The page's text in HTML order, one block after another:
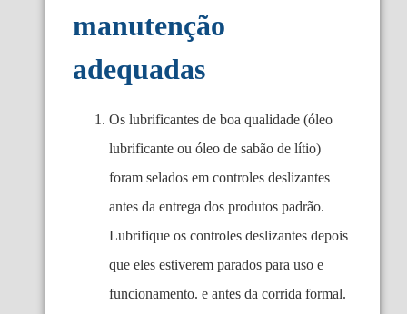
manutenção
adequadas
Os lubrificantes de boa qualidade (óleo
lubrificante ou óleo de sabão de lítio)
foram selados em controles deslizantes
antes da entrega dos produtos padrão.
Lubrifique os controles deslizantes depois
que eles estiverem parados para uso e
funcionamento. e antes da corrida formal.